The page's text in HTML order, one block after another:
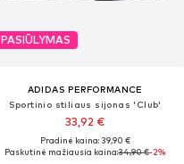
PASIŪLYMAS
ADIDAS PERFORMANCE
Sportinio stiliaus sijonas 'Club'
33,92 €
Pradinė kaina: 39,90 €
Paskutinė mažiausia kaina:34,90 €-2%